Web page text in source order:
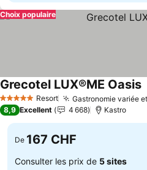
Choix populaire
5 Étoiles Resort Gastronomie variée
Grecotel LUX®ME Oasis
8,9 Excellent 4 668 Kastro
De 167 CHF
Consulter les prix de 5 sites